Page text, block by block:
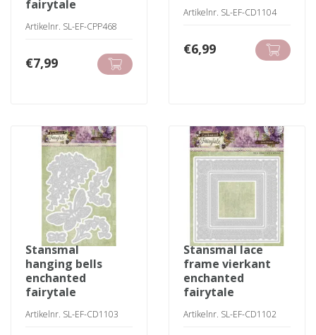
fairytale
Artikelnr. SL-EF-CPP468
€7,99
Artikelnr. SL-EF-CD1104
€6,99
stansmal
hanging bells
enchanted
fairytale
Artikelnr. SL-EF-CD1103
stansmal lace
frame vierkant
enchanted
fairytale
Artikelnr. SL-EF-CD1102